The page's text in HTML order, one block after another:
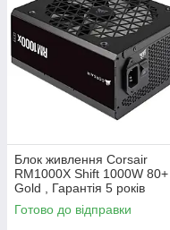
Блок живлення Corsair
RM1000X Shift 1000W 80+
Gold , Гарантія 5 років
Готово до відправки